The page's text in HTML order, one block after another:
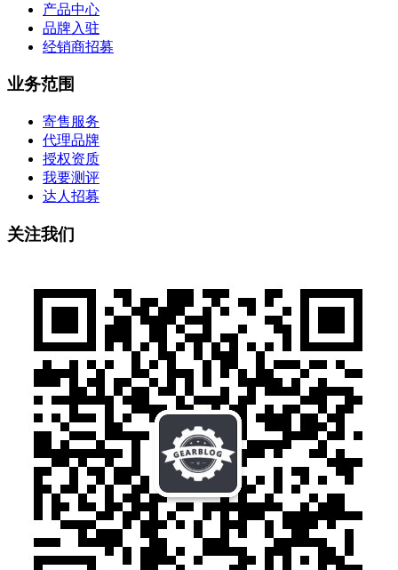
产品中心
品牌入驻
经销商招募
业务范围
寄售服务
代理品牌
授权资质
我要测评
达人招募
关注我们